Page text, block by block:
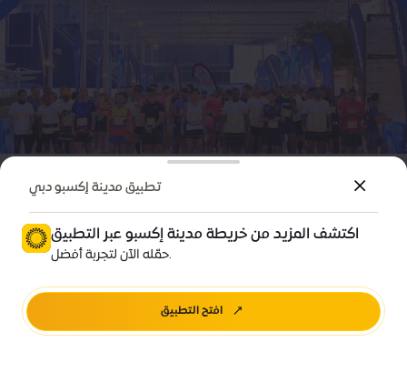
رياضة
نصف ماراثون مدينة إكسبو دبي 2026
السعر • تبدأ من 150 درهم
تطبيق مدينة إكسبو دبي
اكتشف المزيد من خريطة مدينة إكسبو عبر التطبيق
حمّله الآن لتجربة أفضل.
افتح التطبيق